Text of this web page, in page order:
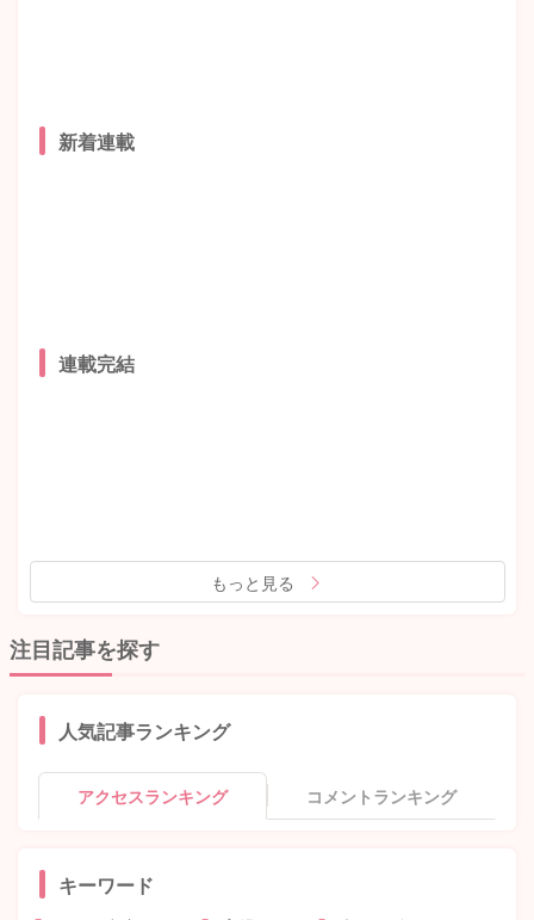
新着連載
連載完結
もっと見る
注目記事を探す
人気記事ランキング
アクセスランキング コメントランキング
キーワード